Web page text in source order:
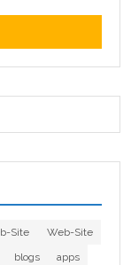
Site
Web-Site
blogs
apps